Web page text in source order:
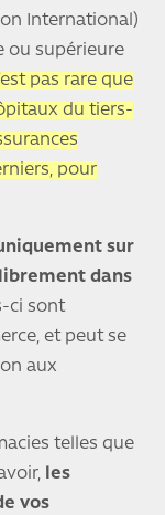
International)
ou supérieure
pas rare que
du tiers-
pour
sur
dans
ci sont
et peut se
aux
telles que
les
vos